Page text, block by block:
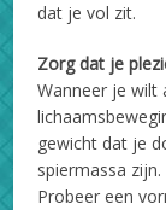
dat je vol zit.
Zorg dat je
Wanneer je wilt
gewicht dat je
spiermassa zijn.
Probeer een